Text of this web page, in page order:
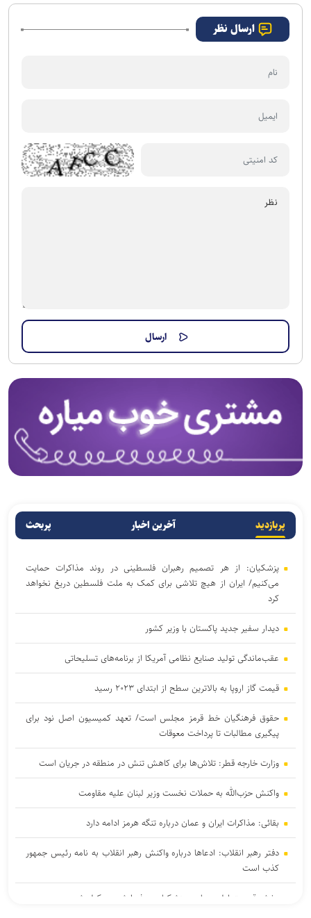
ارسال نظر
پربازدید آخرین اخبار پربحث
پزشکیان: از هر تصمیم رهبران فلسطینی در روند مذاکرات حمایت
می‌کنیم/ ایران از هیچ تلاشی برای کمک به ملت فلسطین دریغ نخواهد
کرد
دیدار سفیر جدید پاکستان با وزیر کشور
عقب‌ماندگی تولید صنایع نظامی آمریکا از برنامه‌های تسلیحاتی
قیمت گاز اروپا به بالاترین سطح از ابتدای ۲۰۲۳ رسید
حقوق فرهنگیان خط قرمز مجلس است/ تعهد کمیسیون اصل نود برای
پیگیری مطالبات تا پرداخت معوقات
وزارت خارجه قطر: تلاش‌ها برای کاهش تنش در منطقه در جریان است
واکنش حزب‌الله به حملات نخست‌ وزیر لبنان علیه مقاومت
بقائی: مذاکرات ایران و عمان درباره تنگه هرمز ادامه دارد
دفتر رهبر انقلاب: ادعاها درباره واکنش رهبر انقلاب به نامه رئیس جمهور
کذب است
پخش قسمت اول مصاحبه پزشکیان به فردا شب موکول شد